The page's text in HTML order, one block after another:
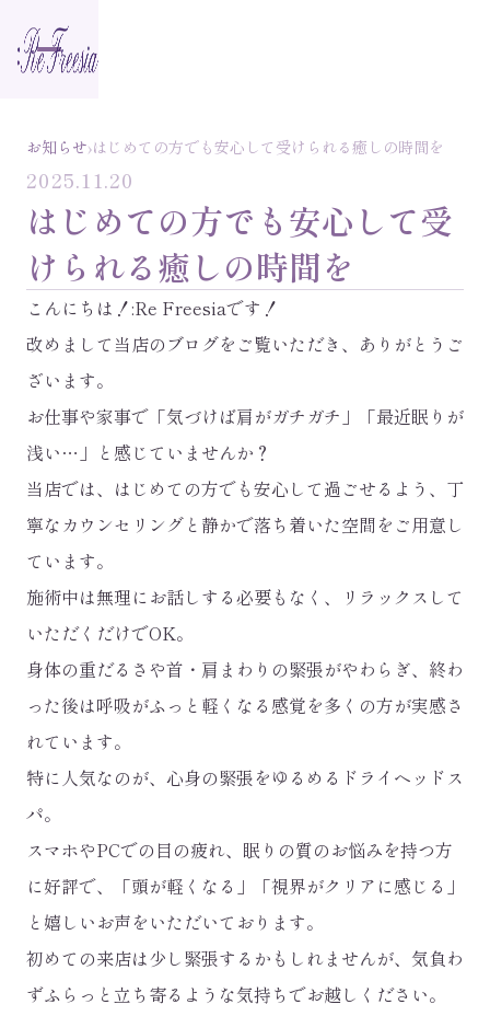
お知らせ›はじめての方でも安心して受けられる癒しの時間を
2025.11.20
はじめての方でも安心して受
けられる癒しの時間を
こんにちは！:Re Freesiaです！
改めまして当店のブログをご覧いただき、ありがとうご
ざいます。
お仕事や家事で「気づけば肩がガチガチ」「最近眠りが
浅い…」と感じていませんか？
当店では、はじめての方でも安心して過ごせるよう、丁
寧なカウンセリングと静かで落ち着いた空間をご用意し
ています。
施術中は無理にお話しする必要もなく、リラックスして
いただくだけでOK。
身体の重だるさや首・肩まわりの緊張がやわらぎ、終わ
った後は呼吸がふっと軽くなる感覚を多くの方が実感さ
れています。
特に人気なのが、心身の緊張をゆるめるドライヘッドス
パ。
スマホやPCでの目の疲れ、眠りの質のお悩みを持つ方
に好評で、「頭が軽くなる」「視界がクリアに感じる」
と嬉しいお声をいただいております。
初めての来店は少し緊張するかもしれませんが、気負わ
ずふらっと立ち寄るような気持ちでお越しください。